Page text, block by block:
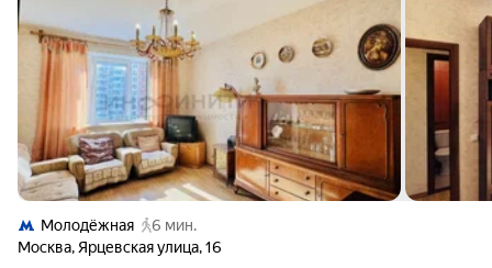
Молодёжная
6 мин.
Москва, Ярцевская улица,16